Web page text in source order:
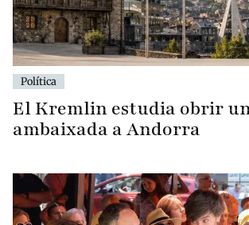
Política
El Kremlin estudia obrir
ambaixada a Andorra